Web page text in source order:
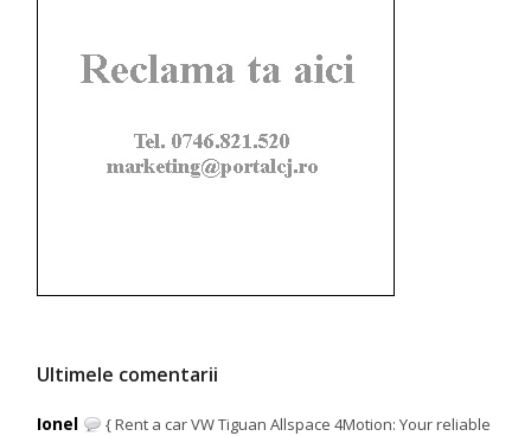
Ultimele comentarii
Ionel
{ Rent a car VW Tiguan Allspace 4Motion: Your reliable